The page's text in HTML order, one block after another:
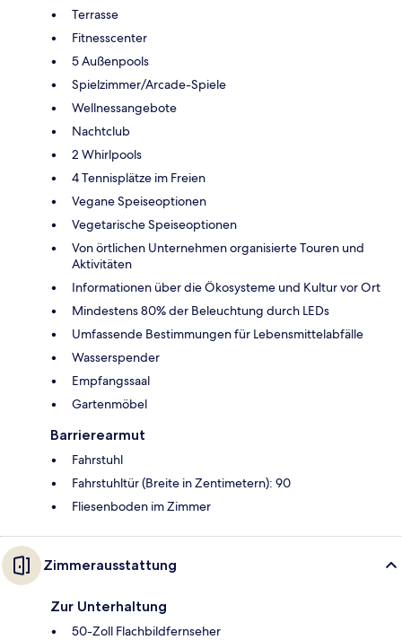
Terrasse
Fitnesscenter
5 Außenpools
Spielzimmer/Arcade-Spiele
Wellnessangebote
Nachtclub
2 Whirlpools
4 Tennisplätze im Freien
Vegane Speiseoptionen
Vegetarische Speiseoptionen
Von örtlichen Unternehmen organisierte Touren und
Aktivitäten
Informationen über die Ökosysteme und Kultur vor Ort
Mindestens 80% der Beleuchtung durch LEDs
Umfassende Bestimmungen für Lebensmittelabfälle
Wasserspender
Empfangssaal
Gartenmöbel
Barrierearmut
Fahrstuhl
Fahrstuhltür (Breite in Zentimetern): 90
Fliesenboden im Zimmer
Zimmerausstattung
Zur Unterhaltung
50-Zoll Flachbildfernseher